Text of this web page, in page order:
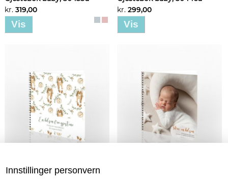
kr. 319,00
Vis
kr. 299,00
Vis
kr.299,00
Innstillinger personvern